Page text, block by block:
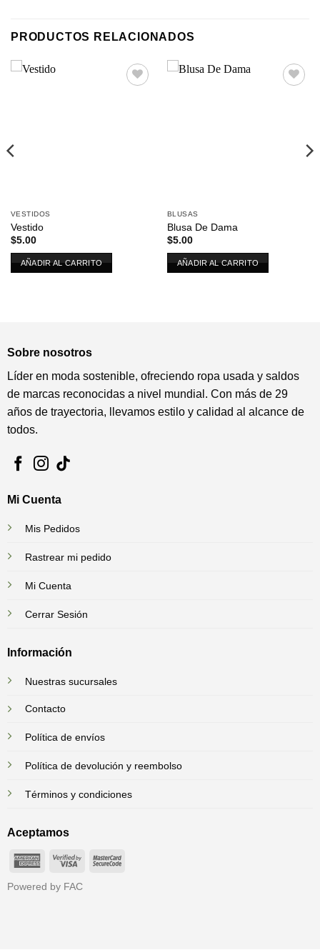
PRODUCTOS RELACIONADOS
VESTIDOS
Vestido
$5.00
AÑADIR AL CARRITO
BLUSAS
Blusa De Dama
$5.00
AÑADIR AL CARRITO
Sobre nosotros
Líder en moda sostenible, ofreciendo ropa usada y saldos
de marcas reconocidas a nivel mundial. Con más de 29
años de trayectoria, llevamos estilo y calidad al alcance de
todos.
Mi Cuenta
Mis Pedidos
Rastrear mi pedido
Mi Cuenta
Cerrar Sesión
Información
Nuestras sucursales
Contacto
Política de envíos
Política de devolución y reembolso
Términos y condiciones
Aceptamos
AmericanVisa
MasterCard
Powered by FAC